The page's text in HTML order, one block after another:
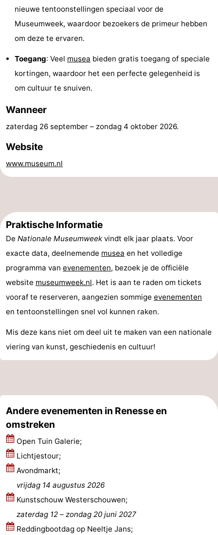
Kust
Zonnedorp
van
Haamstede
minutes
Strand
Zien
&
Bezienswaardigheden
Monumenten
-
Molens
-
Uitkijkpunten
Attracties
-
Rondvaarten
-
Speeltuinen
-
Binnenspeeltuinen
-
Bowlen
centra
Dorpen
Steden
Rondleidingen
Sporten
Fietsen
-
nieuwe tentoonstellingen speciaal voor de
Museumweek, waardoor bezoekers de primeur hebben
om deze te ervaren.
Toegang: Veel musea bieden gratis toegang of speciale
kortingen, waardoor het een perfecte gelegenheid is
om cultuur te snuiven.
Wanneer
zaterdag 26 september – zondag 4 oktober 2026.
Website
www.museum.nl
Praktische Informatie
De Nationale Museumweek vindt elk jaar plaats. Voor
exacte data, deelnemende musea en het volledige
programma van evenementen, bezoek je de officiële
website museumweek.nl. Het is aan te raden om tickets
vooraf te reserveren, aangezien sommige evenementen
en tentoonstellingen snel vol kunnen raken.
Mis deze kans niet om deel uit te maken van een nationale
viering van kunst, geschiedenis en cultuur!
Andere evenementen in Renesse en
omstreken
Open Tuin Galerie;
Lichtjestour;
Avondmarkt;
vrijdag 14 augustus 2026
Kunstschouw Westerschouwen;
zaterdag 12 – zondag 20 juni 2027
Reddingbootdag op Neeltje Jans;